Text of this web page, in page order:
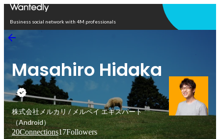
Business social network with 4M professionals
Masahiro Hidaka
株式会社メルカリ / メルペイ エキスパート
（Android）
20Connections17Followers